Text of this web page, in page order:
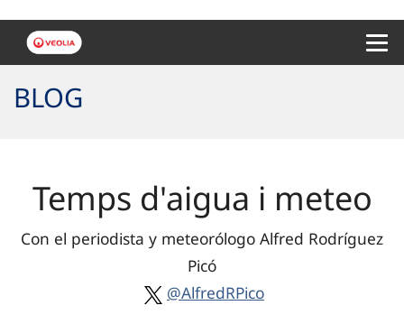
BLOG
Temps d'aigua i meteo
Con el periodista y meteorólogo Alfred Rodríguez
Picó
@AlfredRPico